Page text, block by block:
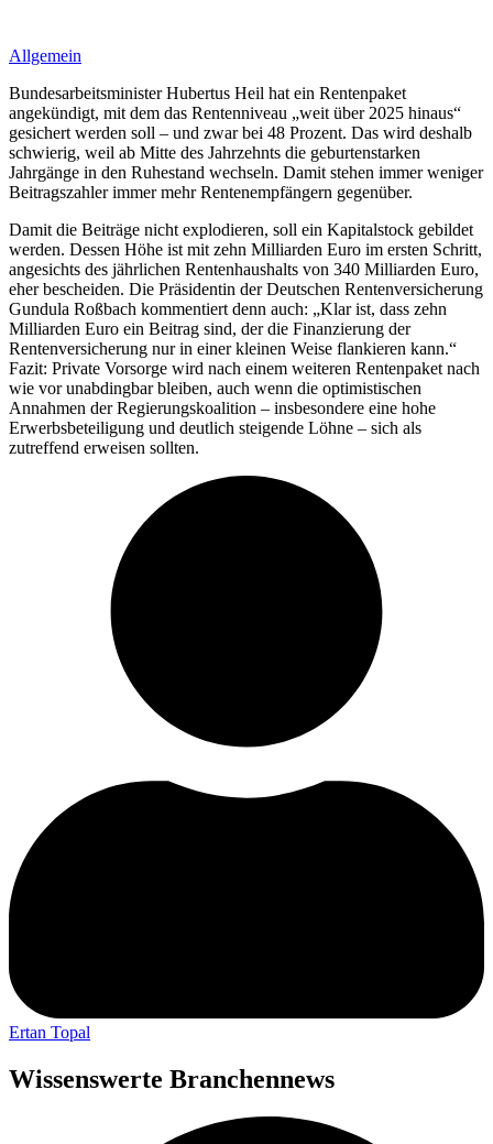
Allgemein
Bundesarbeitsminister Hubertus Heil hat ein Rentenpaket
angekündigt, mit dem das Rentenniveau „weit über 2025 hinaus“
gesichert werden soll – und zwar bei 48 Prozent. Das wird deshalb
schwierig, weil ab Mitte des Jahrzehnts die geburtenstarken
Jahrgänge in den Ruhestand wechseln. Damit stehen immer weniger
Beitragszahler immer mehr Rentenempfängern gegenüber.
Damit die Beiträge nicht explodieren, soll ein Kapitalstock gebildet
werden. Dessen Höhe ist mit zehn Milliarden Euro im ersten Schritt,
angesichts des jährlichen Rentenhaushalts von 340 Milliarden Euro,
eher bescheiden. Die Präsidentin der Deutschen Rentenversicherung
Gundula Roßbach kommentiert denn auch: „Klar ist, dass zehn
Milliarden Euro ein Beitrag sind, der die Finanzierung der
Rentenversicherung nur in einer kleinen Weise flankieren kann.“
Fazit: Private Vorsorge wird nach einem weiteren Rentenpaket nach
wie vor unabdingbar bleiben, auch wenn die optimistischen
Annahmen der Regierungskoalition – insbesondere eine hohe
Erwerbsbeteiligung und deutlich steigende Löhne – sich als
zutreffend erweisen sollten.
Ertan Topal
Wissenswerte Branchennews